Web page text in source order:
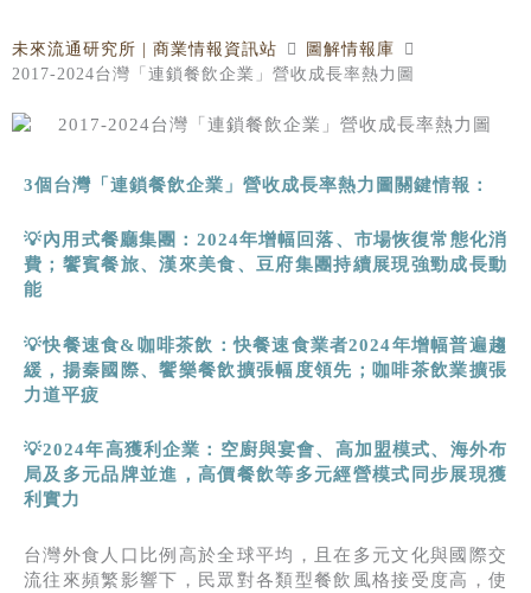
未來流通研究所 | 商業情報資訊站
圖解情報庫
2017-2024台灣「連鎖餐飲企業」營收成長率熱力圖
3個台灣「連鎖餐飲企業」營收成長率熱力圖關鍵情報：
💡內用式餐廳集團： 2024年增幅回落、市場恢復常態化消
費；饗賓餐旅、漢來美食、豆府集團持續展現強勁成長動
能
💡快餐速食& 咖啡茶飲：快餐速食業者2024年增幅普遍趨
緩，揚秦國際、饗樂餐飲擴張幅度領先；咖啡茶飲業擴張
力道平疲
💡2024年高獲利企業：空廚與宴會、高加盟模式、海外布
局及多元品牌並進，高價餐飲等多元經營模式同步展現獲
利實力
台灣外食人口比例高於全球平均，且在多元文化與國際交
流往來頻繁影響下，民眾對各類型餐飲風格接受度高，使